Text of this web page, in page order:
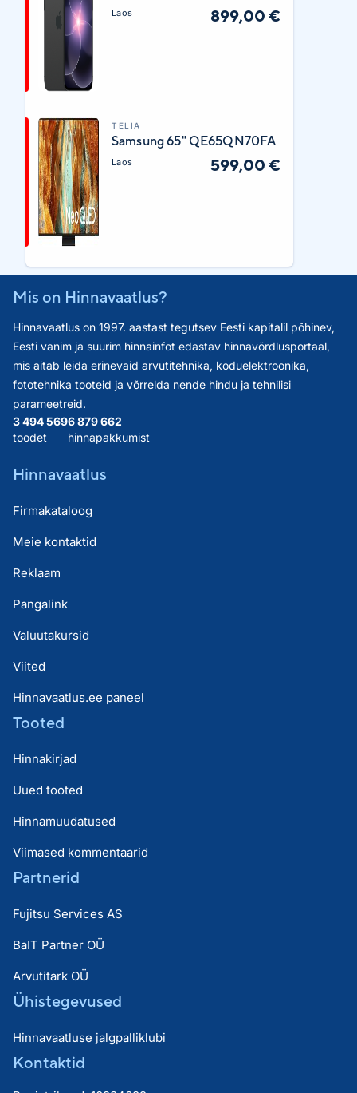
Laos 899,00 €
TELIA
Samsung 65" QE65QN70FA
Laos 599,00 €
Mis on Hinnavaatlus?
Hinnavaatlus on 1997. aastast tegutsev Eesti kapitalil põhinev,
Eesti vanim ja suurim hinnainfot edastav hinnavõrdlusportaal,
mis aitab leida erinevaid arvutitehnika, koduelektroonika,
fototehnika tooteid ja võrrelda nende hindu ja tehnilisi
parameetreid.
3 494 569
toodet
6 879 662
hinnapakkumist
Hinnavaatlus
Firmakataloog
Meie kontaktid
Reklaam
Pangalink
Valuutakursid
Viited
Hinnavaatlus.ee paneel
Tooted
Hinnakirjad
Uued tooted
Hinnamuudatused
Viimased kommentaarid
Partnerid
Fujitsu Services AS
BaIT Partner OÜ
Arvutitark OÜ
Ühistegevused
Hinnavaatluse jalgpalliklubi
Kontaktid